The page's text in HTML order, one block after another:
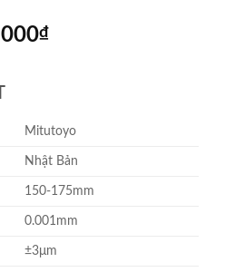
₫Giá
7.030.000₫.
Mitutoyo
Nhật Bản
150-175mm
0.001mm
±3μm